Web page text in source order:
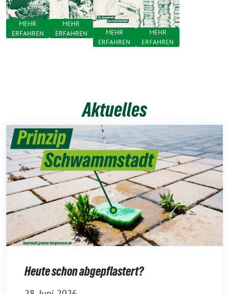
MEHR
ERFAHREN
MEHR
ERFAHREN
MEHR
ERFAHREN
MEHR
ERFAHREN
Aktuelles
Heute schon abgepflastert?